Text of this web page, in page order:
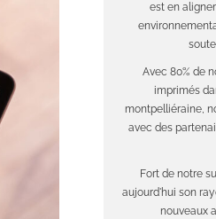
est en
Avec 80% de
imprimés
montpelliéraine,
avec des
Fort de notre
aujourd'hui son
nouveaux